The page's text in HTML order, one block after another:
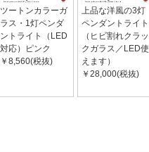
ツートンカラーガ
ラス・1灯ペンダ
ントライト（LED
対応）ピンク
￥8,560(税抜)
上品な洋風の3灯
ペンダントライト
（ヒビ割れクラッ
クガラス／LED使
えます）
￥28,000(税抜)